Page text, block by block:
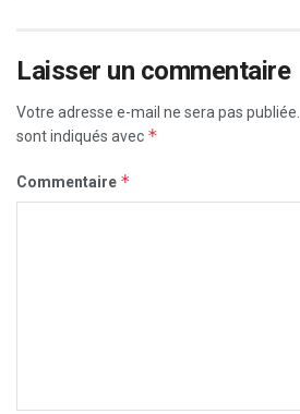
Laisser un commentaire
Votre adresse e-mail ne sera pas publiée.
sont indiqués avec *
Commentaire *